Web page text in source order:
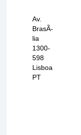
Av.
BrasÃ­
lia
1300-
598
Lisboa
PT